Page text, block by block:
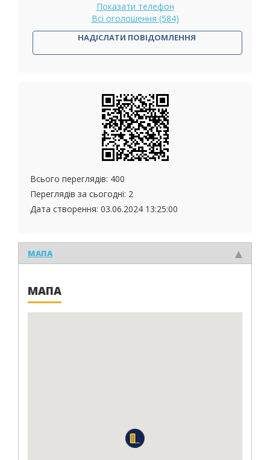
Показати телефон
Всі оголошення (584)
НАДІСЛАТИ ПОВІДОМЛЕННЯ
Всього переглядів: 400
Переглядів за сьогодні: 2
Дата створення: 03.06.2024 13:25:00
МАПА
МАПА